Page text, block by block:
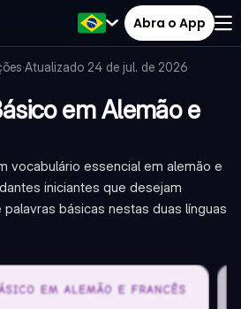
Abra o App
·Atualizado 24 de jul. de 2026·
em Alemão e
vocabulário essencial em alemão e
iniciantes que desejam
básicas nestas duas línguas